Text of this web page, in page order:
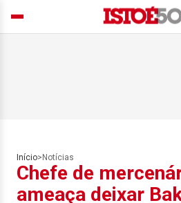
Início> Notícias
Chefe de
ameaça deixar